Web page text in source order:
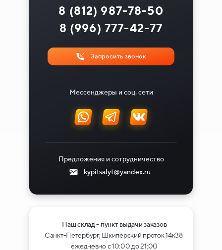
8 (996) 777-42-77
8 (812) 987-78-50
Запросить звонок
Мессенджеры и соц. сети
Предложения и сотрудничество
kypitsalyt@yandex.ru
Наш склад - пункт выдачи заказов
Санкт-Петербург, Шкиперский проток 14к38
ежедневно с 10:00 до 21:00